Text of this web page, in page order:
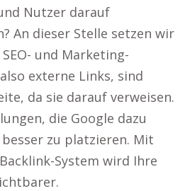
Nutzer darauf
An dieser Stelle setzen wir
und Marketing-
externe Links, sind
da sie darauf verweisen.
die Google dazu
zu platzieren. Mit
System wird Ihre